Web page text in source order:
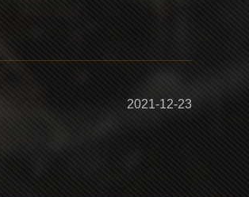
2021-12-23